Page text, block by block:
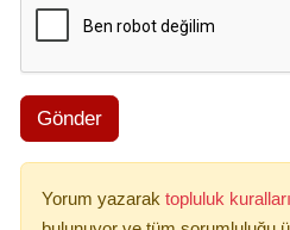
Gönder
Yorum yazarak topluluk